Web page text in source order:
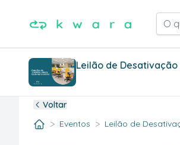
O
Leilão de
Voltar
> Eventos > Leilão de